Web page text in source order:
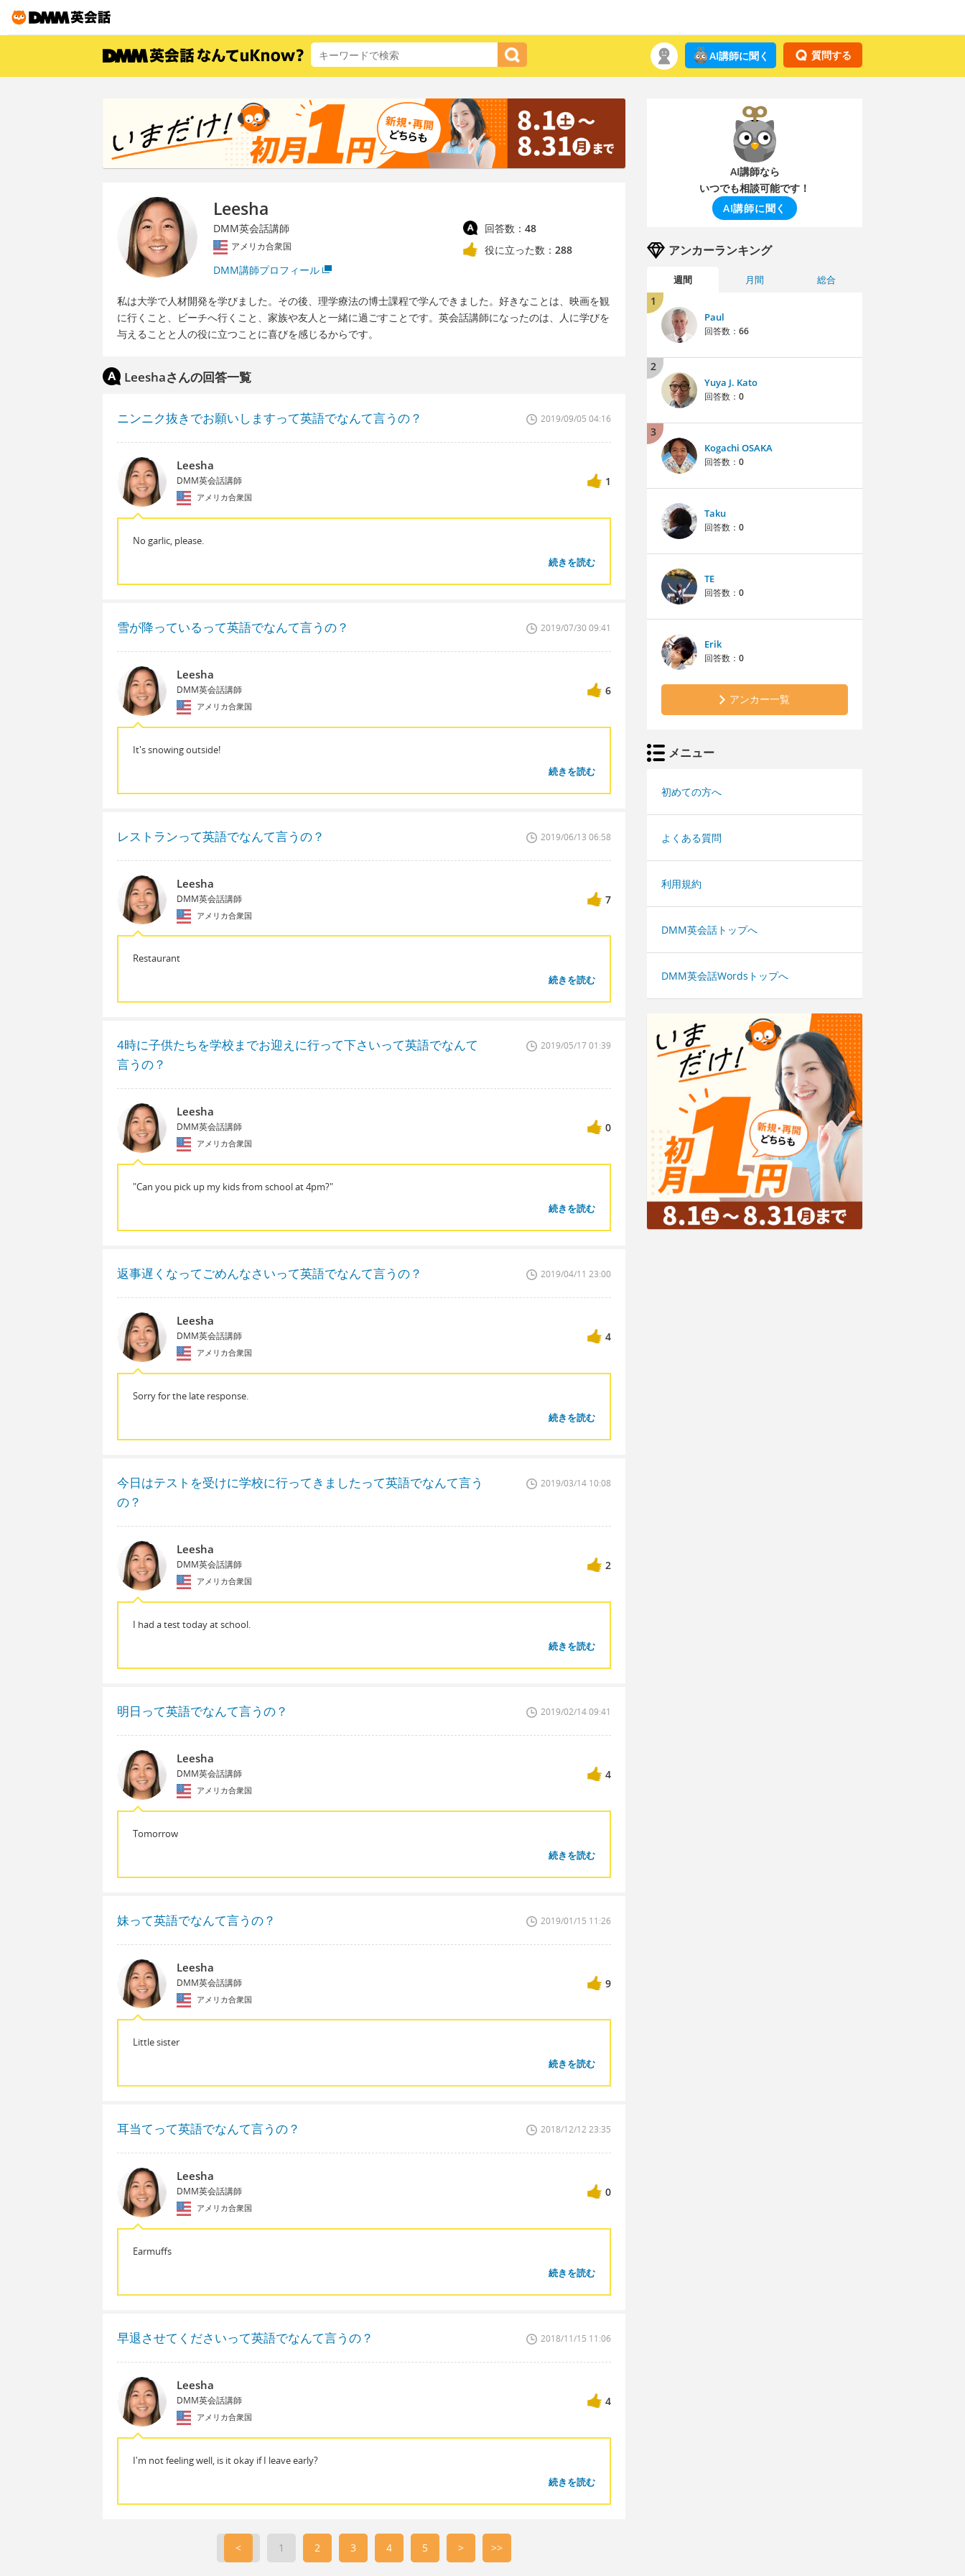
質問する
AI講師に聞く
Leesha
DMM英会話講師
アメリカ合衆国
DMM講師プロフィール
回答数： 48
役に立った数： 288
私は大学で人材開発を学びました。その後、理学療法の博士課程で学んできました。好きなことは、映画を観
に行くこと、ビーチへ行くこと、家族や友人と一緒に過ごすことです。英会話講師になったのは、人に学びを
与えることと人の役に立つことに喜びを感じるからです。
Leeshaさんの回答一覧
ニンニク抜きでお願いしますって英語でなんて言うの？ 2019/09/05 04:16
Leesha
DMM英会話講師
アメリカ合衆国
1
No garlic, please.
続きを読む
雪が降っているって英語でなんて言うの？ 2019/07/30 09:41
Leesha
DMM英会話講師
アメリカ合衆国
6
It's snowing outside!
続きを読む
レストランって英語でなんて言うの？ 2019/06/13 06:58
Leesha
DMM英会話講師
アメリカ合衆国
7
Restaurant
続きを読む
4時に子供たちを学校までお迎えに行って下さいって英語でなんて
言うの？
2019/05/17 01:39
Leesha
DMM英会話講師
アメリカ合衆国
0
"Can you pick up my kids from school at 4pm?"
続きを読む
返事遅くなってごめんなさいって英語でなんて言うの？ 2019/04/11 23:00
Leesha
DMM英会話講師
アメリカ合衆国
4
Sorry for the late response.
続きを読む
今日はテストを受けに学校に行ってきましたって英語でなんて言う
の？
2019/03/14 10:08
Leesha
DMM英会話講師
アメリカ合衆国
2
I had a test today at school.
続きを読む
明日って英語でなんて言うの？ 2019/02/14 09:41
Leesha
DMM英会話講師
アメリカ合衆国
4
Tomorrow
続きを読む
妹って英語でなんて言うの？ 2019/01/15 11:26
Leesha
DMM英会話講師
アメリカ合衆国
9
Little sister
続きを読む
耳当てって英語でなんて言うの？ 2018/12/12 23:35
Leesha
DMM英会話講師
アメリカ合衆国
0
Earmuffs
続きを読む
早退させてくださいって英語でなんて言うの？ 2018/11/15 11:06
Leesha
DMM英会話講師
アメリカ合衆国
4
I'm not feeling well, is it okay if I leave early?
続きを読む
< 1 2 3 4 5 > >>
AI講師なら
いつでも相談可能です！
AI講師に聞く
アンカーランキング
週間 月間 総合
1
Paul
回答数： 66
2
Yuya J. Kato
回答数： 0
3
Kogachi OSAKA
回答数： 0
Taku
回答数： 0
TE
回答数： 0
Erik
回答数： 0
アンカー一覧
メニュー
初めての方へ
よくある質問
利用規約
DMM英会話トップへ
DMM英会話Wordsトップへ